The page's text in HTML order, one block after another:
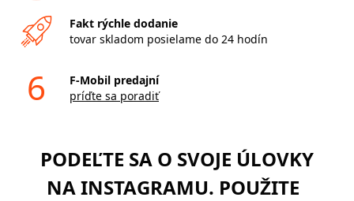
Fakt rýchle dodanie
tovar skladom posielame do 24 hodín
6
F-Mobil predajní
príďte sa poradiť
PODEĽTE SA O SVOJE ÚLOVKY
NA INSTAGRAMU. POUŽITE